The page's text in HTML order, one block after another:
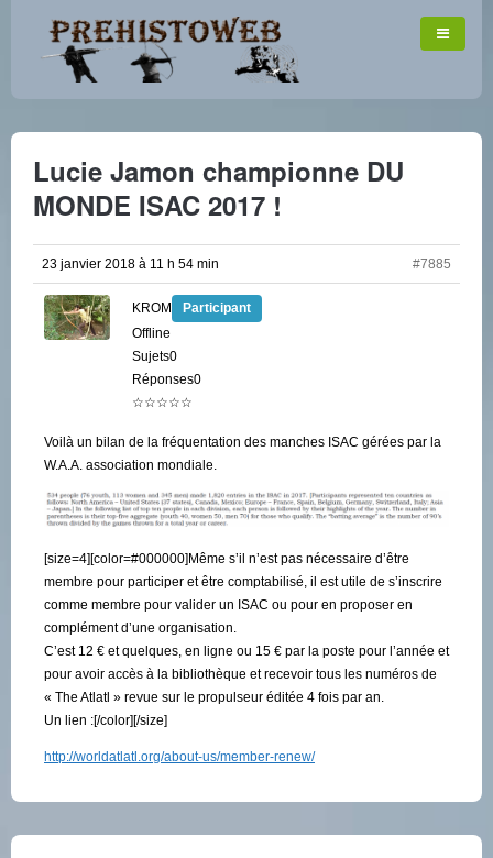
Lucie Jamon championne DU
MONDE ISAC 2017 !
23 janvier 2018 à 11 h 54 min #7885
KROM
Participant
Offline
Sujets0
Réponses0
☆☆☆☆☆
Voilà un bilan de la fréquentation des manches ISAC gérées par la
W.A.A. association mondiale.
[size=4][color=#000000]Même s’il n’est pas nécessaire d’être
membre pour participer et être comptabilisé, il est utile de s’inscrire
comme membre pour valider un ISAC ou pour en proposer en
complément d’une organisation.
C’est 12 € et quelques, en ligne ou 15 € par la poste pour l’année et
pour avoir accès à la bibliothèque et recevoir tous les numéros de
« The Atlatl » revue sur le propulseur éditée 4 fois par an.
Un lien :[/color][/size]
http://worldatlatl.org/about-us/member-renew/